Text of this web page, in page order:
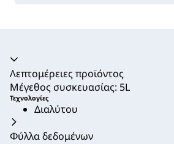
Ακορντεόν καταρρεύσει
Λεπτομέρειες προϊόντος
Μέγεθος συσκευασίας: 5L
Τεχνολογίες
Διαλύτου
Φύλλα δεδομένων